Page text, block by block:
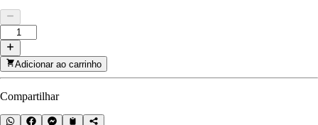
Adicionar ao carrinho
Compartilhar